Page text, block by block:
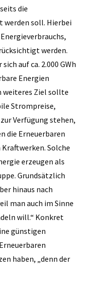
die
werden soll. Hierbei
werden.
auf ca. 2.000 GWh
Energien
weiteres Ziel sollte
Strompreise,
Verfügung stehen,
die Erneuerbaren
Solche
erzeugen als
Grundsätzlich
hinaus nach
man auch im Sinne
will.“ Konkret
günstigen
haben, „denn der